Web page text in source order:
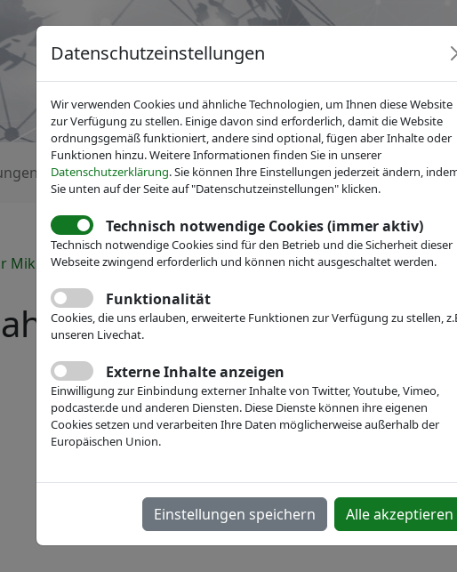
News Dienstleistungen Fachgruppen Über
Mikrotechnik
Veranstaltungen
Schickard
Visions to Products
Webseite
Datenschutzeinstellungen
Wir verwenden Cookies und ähnliche Technologien, um Ihnen diese Website
zur Verfügung zu stellen. Einige davon sind erforderlich, damit die Website
ordnungsgemäß funktioniert, andere sind optional, fügen aber Inhalte oder
Funktionen hinzu. Weitere Informationen finden Sie in unserer
Datenschutzerklärung. Sie können Ihre Einstellungen jederzeit ändern,
Sie unten auf der Seite auf "Datenschutzeinstellungen" klicken.
Technisch notwendige Cookies (immer aktiv)
Technisch notwendige Cookies sind für den Betrieb und die Sicherheit dieser
Webseite zwingend erforderlich und können nicht ausgeschaltet werden.
Funktionalität
Cookies, die uns erlauben, erweiterte Funktionen zur Verfügung zu stellen,
unseren Livechat.
Externe Inhalte anzeigen
Einwilligung zur Einbindung externer Inhalte von Twitter, Youtube, Vimeo,
podcaster.de und anderen Diensten. Diese Dienste können ihre eigenen
Cookies setzen und verarbeiten Ihre Daten möglicherweise außerhalb der
Europäischen Union.
Einstellungen speichern Alle akzeptieren